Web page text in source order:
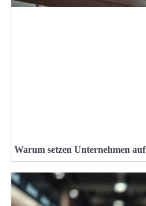
Warum setzen Unternehmen